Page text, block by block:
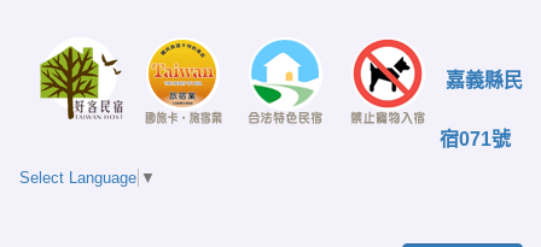
嘉義縣民
宿071號
Select Language ▼